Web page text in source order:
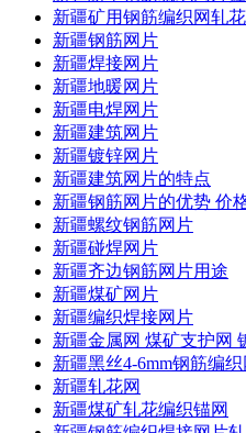
新疆矿用钢筋编织网轧
新疆钢筋网片
新疆焊接网片
新疆地暖网片
新疆电焊网片
新疆建筑网片
新疆镀锌网片
新疆建筑网片的特点
新疆钢筋网片的优势 价
新疆螺纹钢筋网片
新疆碰焊网片
新疆齐边钢筋网片用途
新疆煤矿网片
新疆编织焊接网片
新疆金属网 煤矿支护网
新疆黑丝4-6mm钢筋编
新疆轧花网
新疆煤矿轧花编织锚网